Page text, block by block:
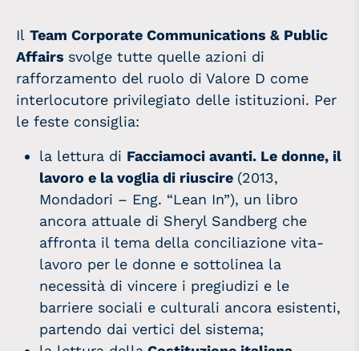
Il Team Corporate Communications & Public
Affairs svolge tutte quelle azioni di
rafforzamento del ruolo di Valore D come
interlocutore privilegiato delle istituzioni. Per
le feste consiglia:
la lettura di Facciamoci avanti. Le donne, il
lavoro e la voglia di riuscire (2013,
Mondadori – Eng. “Lean In”), un libro
ancora attuale di Sheryl Sandberg che
affronta il tema della conciliazione vita-
lavoro per le donne e sottolinea la
necessità di vincere i pregiudizi e le
barriere sociali e culturali ancora esistenti,
partendo dai vertici del sistema;